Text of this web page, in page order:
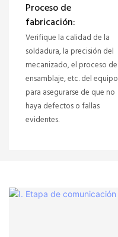
Proceso de
fabricación:
Verifique la calidad de la
soldadura, la precisión del
mecanizado, el proceso de
ensamblaje, etc. del equipo
para asegurarse de que no
haya defectos o fallas
evidentes.